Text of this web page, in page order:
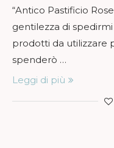
“Antico Pastificio
gentilezza di
prodotti da utilizzare
spenderò …
Leggi di più